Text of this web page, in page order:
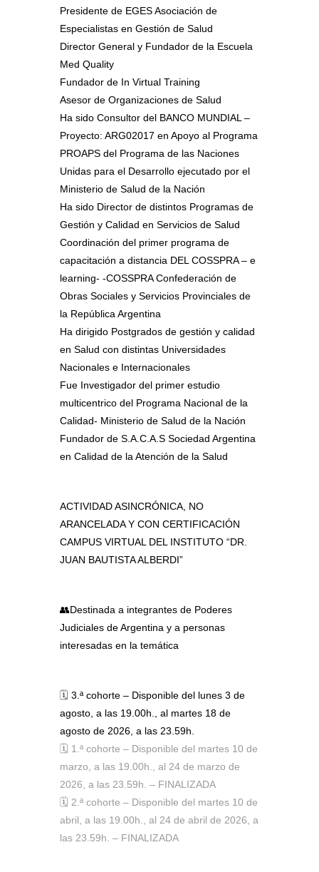
Presidente de EGES Asociación de
Especialistas en Gestión de Salud
Director General y Fundador de la Escuela
Med Quality
Fundador de In Virtual Training
Asesor de Organizaciones de Salud
Ha sido Consultor del BANCO MUNDIAL –
Proyecto: ARG02017 en Apoyo al Programa
PROAPS del Programa de las Naciones
Unidas para el Desarrollo ejecutado por el
Ministerio de Salud de la Nación
Ha sido Director de distintos Programas de
Gestión y Calidad en Servicios de Salud
Coordinación del primer programa de
capacitación a distancia DEL COSSPRA – e
learning- -COSSPRA Confederación de
Obras Sociales y Servicios Provinciales de
la República Argentina
Ha dirigido Postgrados de gestión y calidad
en Salud con distintas Universidades
Nacionales e Internacionales
Fue Investigador del primer estudio
multicentrico del Programa Nacional de la
Calidad- Ministerio de Salud de la Nación
Fundador de S.A.C.A.S Sociedad Argentina
en Calidad de la Atención de la Salud
ACTIVIDAD ASINCRÓNICA, NO
ARANCELADA Y CON CERTIFICACIÓN
CAMPUS VIRTUAL DEL INSTITUTO “DR.
JUAN BAUTISTA ALBERDI”
👥Destinada a integrantes de Poderes
Judiciales de Argentina y a personas
interesadas en la temática
🗓️ 3.ª cohorte – Disponible del lunes 3 de
agosto, a las 19.00h., al martes 18 de
agosto de 2026, a las 23.59h.
🗓️ 1.ª cohorte – Disponible del martes 10 de
marzo, a las 19.00h., al 24 de marzo de
2026, a las 23.59h. – FINALIZADA
🗓️ 2.ª cohorte – Disponible del martes 10 de
abril, a las 19.00h., al 24 de abril de 2026, a
las 23.59h. – FINALIZADA